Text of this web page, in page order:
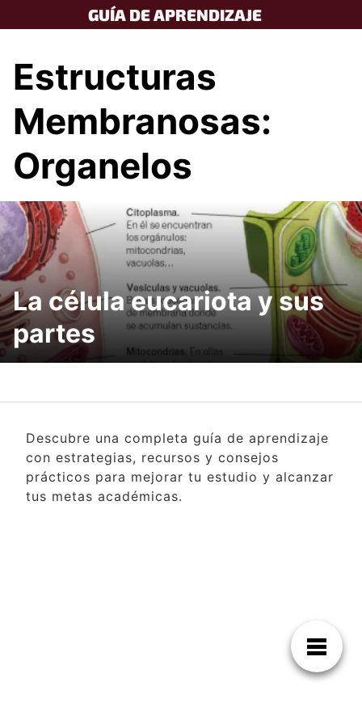
to
GUÍA DE APRENDIZAJE
Estructuras
Membranosas:
Organelos
La célula eucariota y sus
partes
Descubre una completa guía de aprendizaje
con estrategias, recursos y consejos
prácticos para mejorar tu estudio y alcanzar
tus metas académicas.